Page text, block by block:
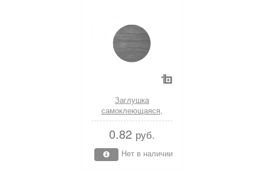
Заглушка
самоклеющаяся,
декоративная 14 мм
античный зеленый (50
шт/лист) STARFIX
(0281)
0.82 руб.
Нет в наличии